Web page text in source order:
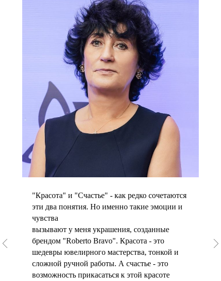
"Красота" и "Счастье" - как редко сочетаются
эти два понятия. Но именно такие эмоции и
чувства
вызывают у меня украшения, созданные
брендом "Roberto Bravo". Красота - это
шедевры ювелирного мастерства, тонкой и
сложной ручной работы. А счастье - это
возможность прикасаться к этой красоте